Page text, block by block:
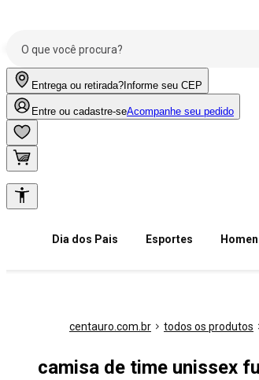
Entrega ou retirada? Informe seu CEP
Entre ou cadastre-seAcompanhe seu pedido
Dia dos Pais Esportes
centauro.com.br todos os produtos
camisa de time unissex